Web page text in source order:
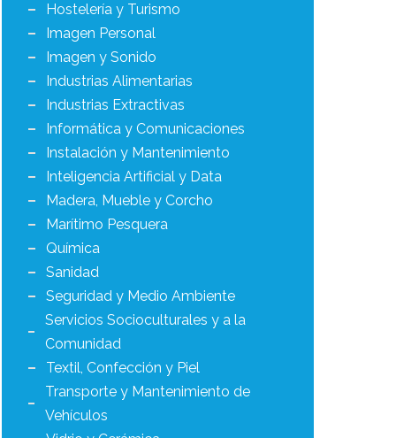
Hostelería y Turismo
Imagen Personal
Imagen y Sonido
Industrias Alimentarias
Industrias Extractivas
Informática y Comunicaciones
Instalación y Mantenimiento
Inteligencia Artificial y Data
Madera, Mueble y Corcho
Marítimo Pesquera
Química
Sanidad
Seguridad y Medio Ambiente
Servicios Socioculturales y a la
Comunidad
Textil, Confección y Piel
Transporte y Mantenimiento de
Vehículos